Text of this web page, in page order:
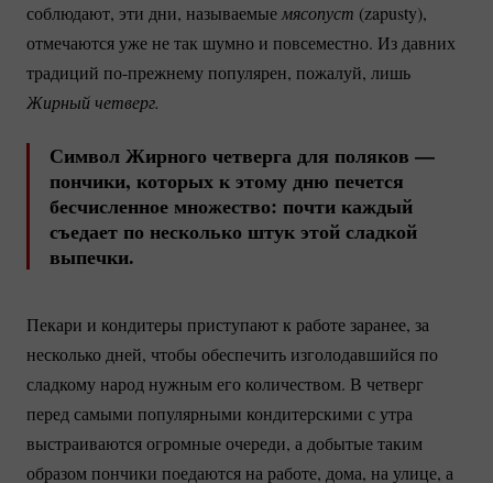
соблюдают, эти дни, называемыемясопуст (zapusty),
отмечаются уже не так шумно и повсеместно. Из давних
традиций по-прежнемупопулярен, пожалуй, лишь
Жирный четверг.
Символ Жирного четверга для поляков —
пончики, которых к этому дню печется
бесчисленное множество: почти каждый
съедает по несколько штук этой сладкой
выпечки.
Пекари и кондитеры приступают к работе заранее, за
несколько дней, чтобы обеспечить изголодавшийся по
сладкому народ нужным его количеством. В четверг
перед самыми популярными кондитерскими с утра
выстраиваются огромные очереди, а добытые таким
образом пончики поедаются на работе, дома, на улице, а